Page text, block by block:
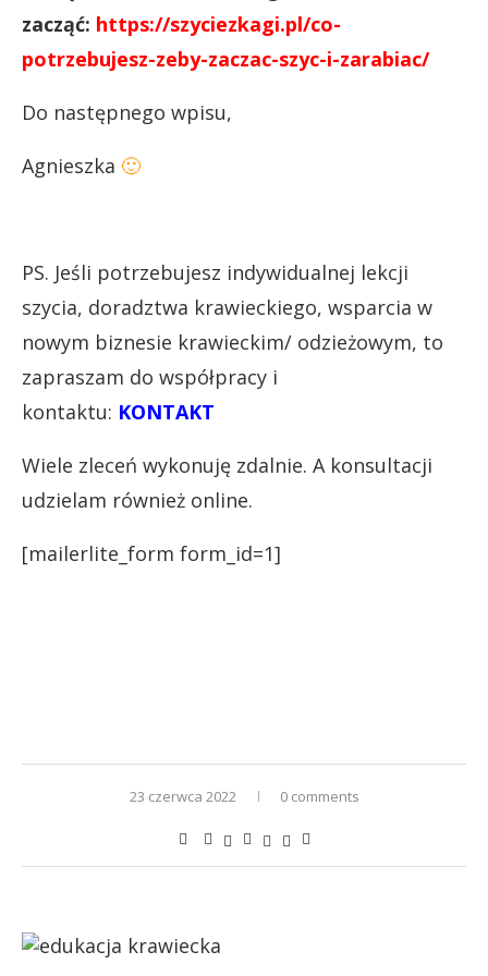
zacząć: https://szyciezkagi.pl/co-
potrzebujesz-zeby-zaczac-szyc-i-zarabiac/
Do następnego wpisu,
Agnieszka 🙂
PS. Jeśli potrzebujesz indywidualnej lekcji
szycia, doradztwa krawieckiego, wsparcia w
nowym biznesie krawieckim/ odzieżowym, to
zapraszam do współpracy i
kontaktu: KONTAKT
Wiele zleceń wykonuję zdalnie. A konsultacji
udzielam również online.
[mailerlite_form form_id=1]
23 czerwca 2022 0 comments